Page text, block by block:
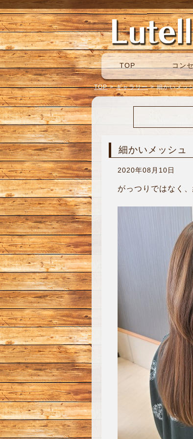
TOP コン
TOP > ギャラリー > 細かいメッ
細かいメッシュ
2020年08月10日
がっつりではなく